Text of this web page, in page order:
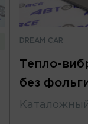
DREAM CAR
Тепло-
без